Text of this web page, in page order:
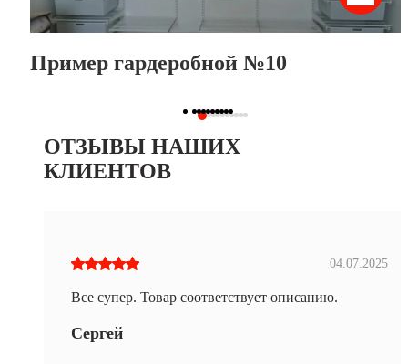
Пример гардеробной №10
ОТЗЫВЫ НАШИХ
КЛИЕНТОВ
04.07.2025
Все супер. Товар соответствует описанию.
Сергей